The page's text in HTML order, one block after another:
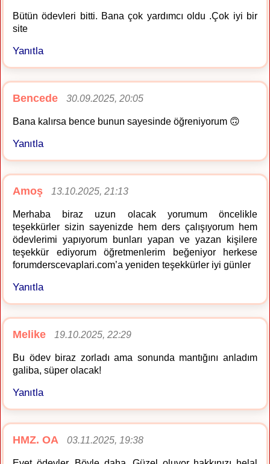
Bütün ödevleri bitti. Bana çok yardımcı oldu .Çok iyi bir
site
Yanıtla
Bencede 30.09.2025, 20:05
Bana kalırsa bence bunun sayesinde öğreniyorum 🙃
Yanıtla
Amoş 13.10.2025, 21:13
Merhaba biraz uzun olacak yorumum öncelikle
teşekkürler sizin sayenizde hem ders çalışıyorum hem
ödevlerimi yapıyorum bunları yapan ve yazan kişilere
teşekkür ediyorum öğretmenlerim beğeniyor herkese
forumderscevaplari.com’a yeniden teşekkürler iyi günler
Yanıtla
Melike 19.10.2025, 22:29
Bu ödev biraz zorladı ama sonunda mantığını anladım
galiba, süper olacak!
Yanıtla
HMZ. OA 03.11.2025, 19:38